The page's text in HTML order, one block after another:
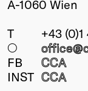
A-1060 Wien
T
+43 (0)1
○
FB
CCA
INST CCA